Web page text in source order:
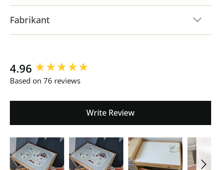
Fabrikant
4.96
Based on 76 reviews
Write Review
New content loaded